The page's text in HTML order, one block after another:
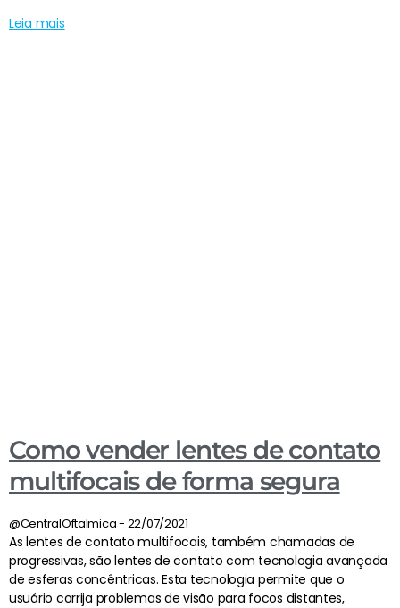
Leia mais
Como vender lentes de contato
multifocais de forma segura
@CentralOftalmica 22/07/2021
As lentes de contato multifocais, também chamadas de
progressivas, são lentes de contato com tecnologia avançada
de esferas concêntricas. Esta tecnologia permite que o
usuário corrija problemas de visão para focos distantes,